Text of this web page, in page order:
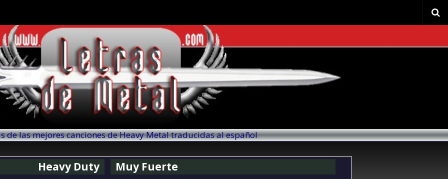
de las mejores canciones de Heavy Metal traducidas al español
Heavy Duty Muy Fuerte